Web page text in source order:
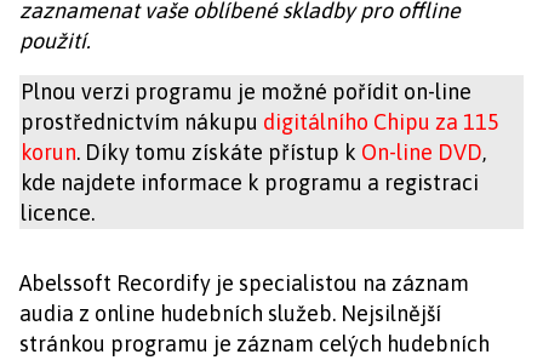
zaznamenat vaše oblíbené skladby pro offline
použití.
Plnou verzi programu je možné pořídit on-line
prostřednictvím nákupu digitálního Chipu za 115
korun. Díky tomu získáte přístup k On-line DVD,
kde najdete informace k programu a registraci
licence.
Abelssoft Recordify je specialistou na záznam
audia z online hudebních služeb. Nejsilnější
stránkou programu je záznam celých hudebních